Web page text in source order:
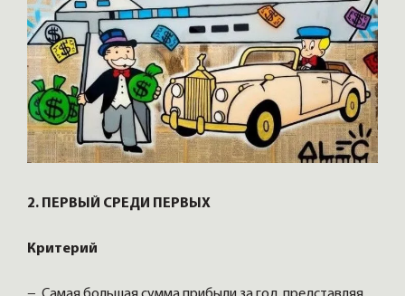
2. ПЕРВЫЙ СРЕДИ ПЕРВЫХ
Критерий